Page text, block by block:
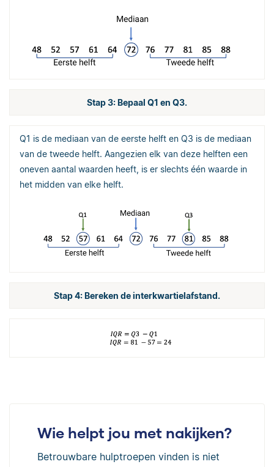
Stap 3: Bepaal Q1 en Q3.
Q1 is de mediaan van de eerste helft en Q3 is de mediaan
van de tweede helft. Aangezien elk van deze helften een
oneven aantal waarden heeft, is er slechts één waarde in
het midden van elke helft.
Stap 4: Bereken de interkwartielafstand.
Wie helpt jou met nakijken?
Betrouwbare hulptroepen vinden is niet